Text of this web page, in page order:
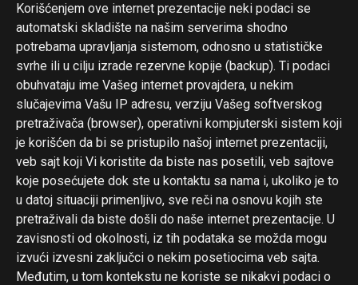
Korišćenjem ove internet prezentacije neki podaci se
automatski skladište na našim serverima shodno
potrebama upravljanja sistemom, odnosno u statističke
svrhe ili u cilju izrade rezervne kopije (backup). Ti podaci
obuhvataju ime Vašeg internet provajdera, u nekim
slučajevima Vašu IP adresu, verziju Vašeg softverskog
pretraživača (browser), operativni kompjuterski sistem koji
je korišćen da bi se pristupilo našoj internet prezentaciji,
veb sajt koji Vi koristite da biste nas posetili, veb sajtove
koje posećujete dok ste u kontaktu sa nama i, ukoliko je to
u datoj situaciji primenljivo, sve reči na osnovu kojih ste
pretraživali da biste došli do naše internet prezentacije. U
zavisnosti od okolnosti, iz tih podataka se možda mogu
izvući izvesni zaključci o nekim posetiocima veb sajta.
Međutim, u tom kontekstu ne koriste se nikakvi podaci o